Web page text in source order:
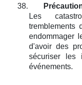
38.
Les
tremblements
endommager
d'avoir des
sécuriser les
événements.